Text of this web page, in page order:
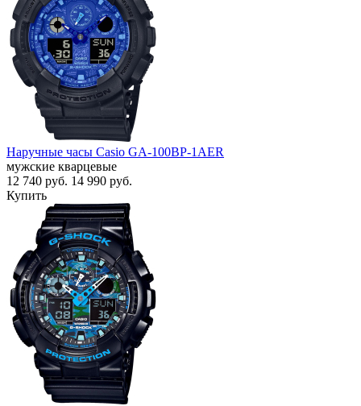
Наручные часы Casio GA-100BP-1AER
мужские кварцевые
12 740 руб. 14 990 руб.
Купить